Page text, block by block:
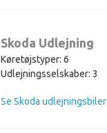
Skoda Udlejning
Køretøjstyper: 6
Udlejningsselskaber: 3
Se Skoda udlejningsbiler